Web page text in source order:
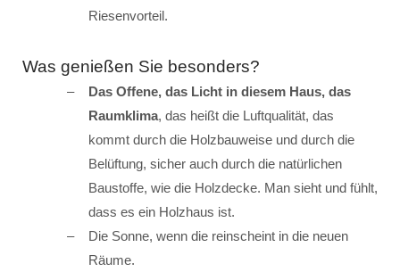
Riesenvorteil.
Was genießen Sie besonders?
Das Offene, das Licht in diesem Haus, das
Raumklima, das heißt die Luftqualität, das
kommt durch die Holzbauweise und durch die
Belüftung, sicher auch durch die natürlichen
Baustoffe, wie die Holzdecke. Man sieht und fühlt,
dass es ein Holzhaus ist.
Die Sonne, wenn die reinscheint in die neuen
Räume.